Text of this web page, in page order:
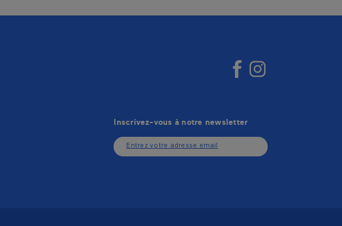
Inscrivez-vous à notre newsletter
Entrez votre adresse email